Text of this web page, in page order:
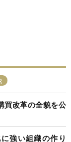
買改革の全貌を公
強い組織の作り